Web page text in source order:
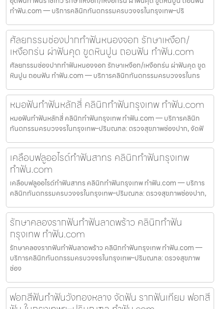
ทำฟัน.com — บริการคลินิกทันตกรรมครบวงจรในกรุงเทพ–ปริ
ศัลยกรรมช่องปากทำฟันหนองจอก รักษาเหงือก/
เหงือกร่น ผ่าฟันคุด ขูดหินปูน ถอนฟัน ทำฟัน.com
ศัลยกรรมช่องปากทำฟันหนองจอก รักษาเหงือก/เหงือกร่น ผ่าฟันคุด ขูด
หินปูน ถอนฟัน ทำฟัน.com — บริการคลินิกทันตกรรมครบวงจรในกร
หมอฟันทำฟันหลักสี่ คลินิกทำฟันกรุงเทพ ทำฟัน.com
หมอฟันทำฟันหลักสี่ คลินิกทำฟันกรุงเทพ ทำฟัน.com — บริการคลินิก
ทันตกรรมครบวงจรในกรุงเทพ–ปริมณฑล: ตรวจสุขภาพช่องปาก, จัดฟั
เคลือบฟลูออไรด์ทำฟันสาทร คลินิกทำฟันกรุงเทพ
ทำฟัน.com
เคลือบฟลูออไรด์ทำฟันสาทร คลินิกทำฟันกรุงเทพ ทำฟัน.com — บริการ
คลินิกทันตกรรมครบวงจรในกรุงเทพ–ปริมณฑล: ตรวจสุขภาพช่องปาก,
รักษาคลองรากฟันทำฟันลาดพร้าว คลินิกทำฟัน
กรุงเทพ ทำฟัน.com
รักษาคลองรากฟันทำฟันลาดพร้าว คลินิกทำฟันกรุงเทพ ทำฟัน.com —
บริการคลินิกทันตกรรมครบวงจรในกรุงเทพ–ปริมณฑล: ตรวจสุขภาพ
ช่อง
ฟอกสีฟันทำฟันวังทองหลาง จัดฟัน รากฟันเทียม ฟอกสี